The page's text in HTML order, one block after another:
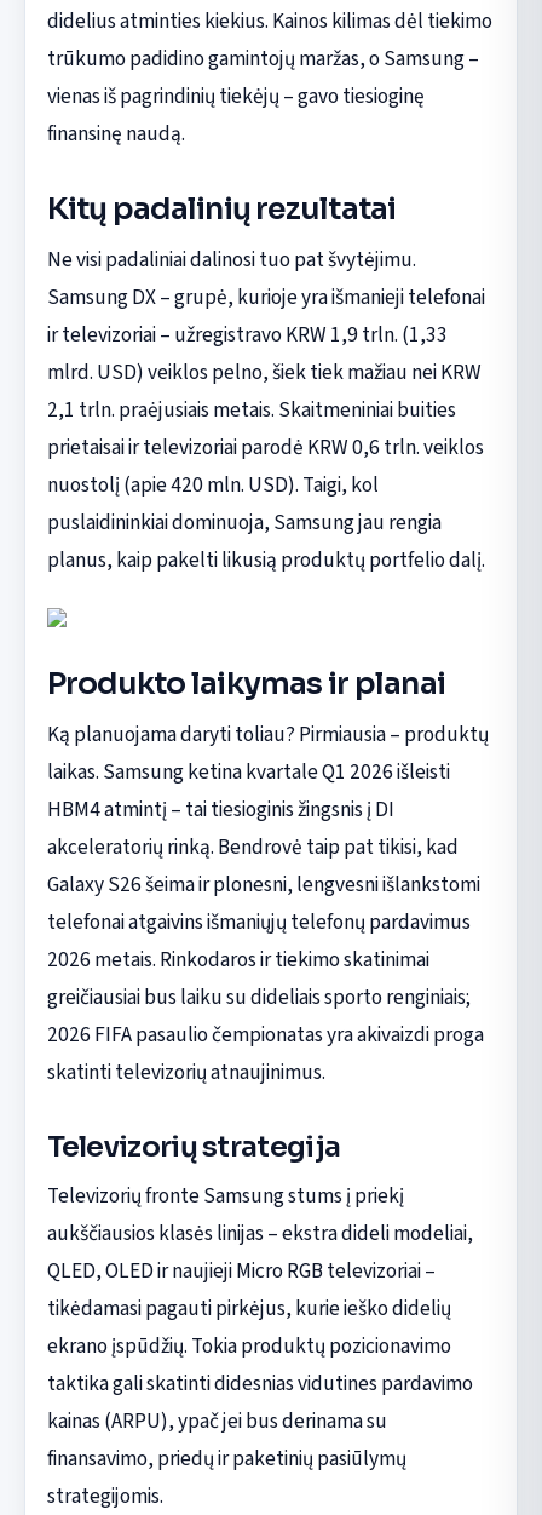
didelius atminties kiekius. Kainos kilimas dėl tiekimo
trūkumo padidino gamintojų maržas, o Samsung –
vienas iš pagrindinių tiekėjų – gavo tiesioginę
finansinę naudą.
Kitų padalinių rezultatai
Ne visi padaliniai dalinosi tuo pat švytėjimu.
Samsung DX – grupė, kurioje yra išmanieji telefonai
ir televizoriai – užregistravo KRW 1,9 trln. (1,33
mlrd. USD) veiklos pelno, šiek tiek mažiau nei KRW
2,1 trln. praėjusiais metais. Skaitmeniniai buities
prietaisai ir televizoriai parodė KRW 0,6 trln. veiklos
nuostolį (apie 420 mln. USD). Taigi, kol
puslaidininkiai dominuoja, Samsung jau rengia
planus, kaip pakelti likusią produktų portfelio dalį.
Produkto laikymas ir planai
Ką planuojama daryti toliau? Pirmiausia – produktų
laikas. Samsung ketina kvartale Q1 2026 išleisti
HBM4 atmintį – tai tiesioginis žingsnis į DI
akceleratorių rinką. Bendrovė taip pat tikisi, kad
Galaxy S26 šeima ir plonesni, lengvesni išlankstomi
telefonai atgaivins išmaniųjų telefonų pardavimus
2026 metais. Rinkodaros ir tiekimo skatinimai
greičiausiai bus laiku su dideliais sporto renginiais;
2026 FIFA pasaulio čempionatas yra akivaizdi proga
skatinti televizorių atnaujinimus.
Televizorių strategija
Televizorių fronte Samsung stums į priekį
aukščiausios klasės linijas – ekstra dideli modeliai,
QLED, OLED ir naujieji Micro RGB televizoriai –
tikėdamasi pagauti pirkėjus, kurie ieško didelių
ekrano įspūdžių. Tokia produktų pozicionavimo
taktika gali skatinti didesnias vidutines pardavimo
kainas (ARPU), ypač jei bus derinama su
finansavimo, priedų ir paketinių pasiūlymų
strategijomis.